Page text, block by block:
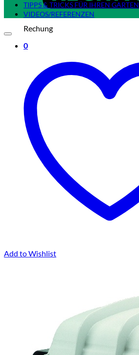
Rechung
0
TIPPS & TRICKS FÜR IHREN GARTEN
VIDEOS/REFERENZEN
Add to Wishlist